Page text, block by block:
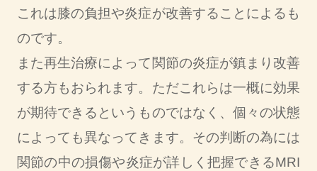
これは膝の負担や炎症が改善することによるも
のです。
また再生治療によって関節の炎症が鎮まり改善
する方もおられます。ただこれらは一概に効果
が期待できるというものではなく、個々の状態
によっても異なってきます。その判断の為には
関節の中の損傷や炎症が詳しく把握できるMRI